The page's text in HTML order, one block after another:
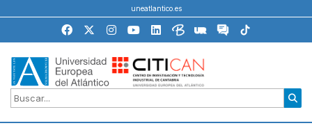
uneatlantico.es